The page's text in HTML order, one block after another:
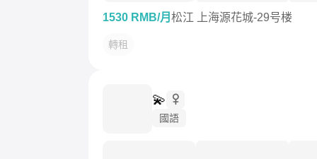
1530 RMB/月 松江 上海源花城-29号楼
轉租
💫
國語